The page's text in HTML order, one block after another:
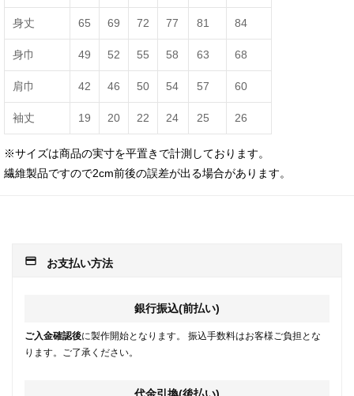
身丈 65 69 72 77 81 84
身巾 49 52 55 58 63 68
肩巾 42 46 50 54 57 60
袖丈 19 20 22 24 25 26
※サイズは商品の実寸を平置きで計測しております。
繊維製品ですので2cm前後の誤差が出る場合があります。
payment お支払い方法
銀行振込(前払い)
ご入金確認後に製作開始となります。 振込手数料はお客様ご負担とな
ります。ご了承ください。